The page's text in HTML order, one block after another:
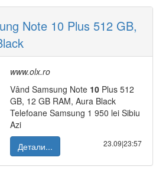
Note 10 Plus 512 GB,
www.olx.ro
Vând Samsung Note 10 Plus 512
GB, 12 GB RAM, Aura Black
Telefoane Samsung 1 950 lei Sibiu
Azi
Детали...
23.09|23:57